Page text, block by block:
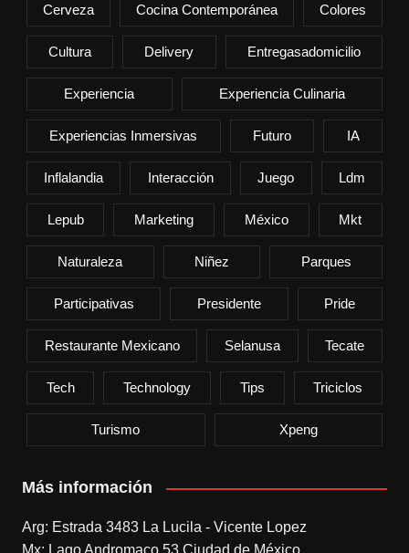
Cerveza Cocina Contemporánea Colores
Cultura Delivery Entregasadomicilio
Experiencia Experiencia Culinaria
Experiencias Inmersivas Futuro IA
Inflalandia Interacción Juego Ldm
Lepub Marketing México Mkt
Naturaleza Niñez Parques
Participativas Presidente Pride
Restaurante Mexicano Selanusa Tecate
Tech Technology Tips Triciclos
Turismo Xpeng
Más información
Arg: Estrada 3483 La Lucila - Vicente Lopez